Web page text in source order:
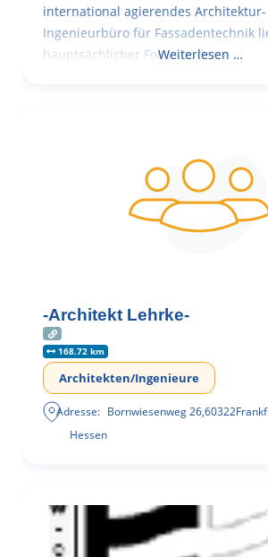
international agierendes
Ingenieurbüro für Fassadentechnik
hauptsächlicher Fokus in der
Weiterlesen …
-Architekt Lehrke-
168.72 km
Architekten/Ingenieure
Adresse: Bornwiesenweg 26,60322
Hessen